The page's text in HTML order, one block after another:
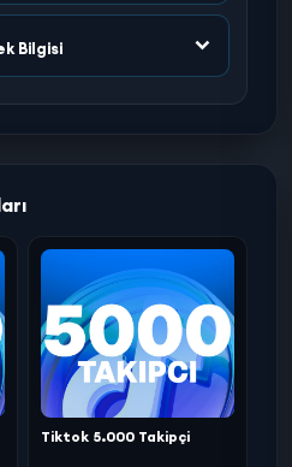
Bilgisi
Tiktok 5.000 Takipçi